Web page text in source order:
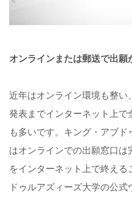
オンラインまたは郵送で出願
近年はオンライン環境も整
発表までインターネット上で
も多いです。キング・アブ
はオンラインでの出願窓口は
をインターネット上で終え
ドゥルアズィーズ大学の公